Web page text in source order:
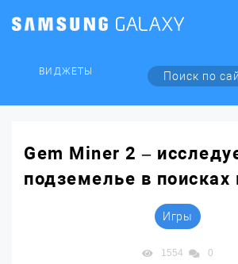
ВИДЖЕТЫ
Gem Miner 2 –
подземелье в поисках
Игры
1554 0